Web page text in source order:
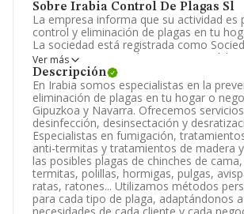
Sobre Irabia Control De Plagas Sl
La empresa informa que su actividad es
control y eliminación de plagas en tu
La sociedad está registrada como
Su CNAE corresponde a 7500 con código
veterinarias'. La compañía no tiene
mercados exteriores.
Los empleados han aumentado un 33%
los datos disponibles en INFORMA, ese
estado por encima de la media de
Acerca de la información en los distintos
2024, en la clasificación del sector, la
colocado 37 puestos más abajo y su
251 (el año anterior estaba en 214). En el
sectores las siguientes empresas tienen
Ver más
Descripción
En Irabia somos especialistas en la
eliminación de plagas en tu hogar o
Gipuzkoa y Navarra. Ofrecemos
desinfección, desinsectación y
Especialistas en fumigación,
anti-termitas y tratamientos de madera
las posibles plagas de chinches de
termitas, polillas, hormigas, pulgas,
ratas, ratones... Utilizamos métodos
para cada tipo de plaga, adaptándonos